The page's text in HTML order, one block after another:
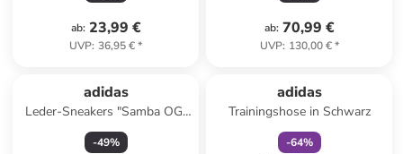
ab: 23,99 €
UVP: 36,95 €*
ab: 70,99 €
UVP: 130,00 €*
adidas
Leder-Sneakers "Samba OG"
in Schwarz/ Weiß
-49%
adidas
Trainingshose in Schwarz
-64%